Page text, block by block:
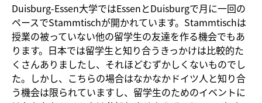
Duisburg-Essen大学ではEssenとDuisburgで月に一回の
ペースでStammtischが開かれています。Stammtischは
授業の被っていない他の留学生の友達を作る機会でもあ
ります。日本では留学生と知り合うきっかけは比較的た
くさんありましたし、それほどむずかしくないものでし
た。しかし、こちらの場合はなかなかドイツ人と知り合
う機会は限られていますし、留学生のためのイベントに